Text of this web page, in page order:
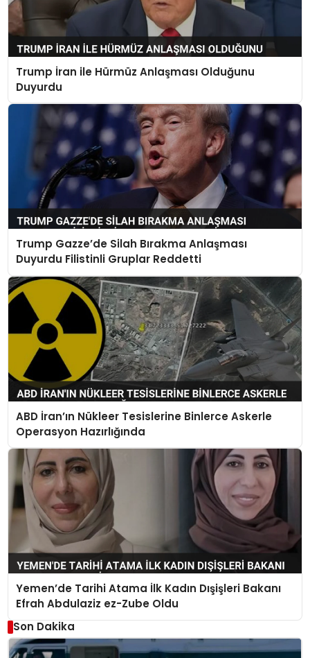
Trump İran ile Hürmüz Anlaşması Olduğunu
Duyurdu
Trump Gazze’de Silah Bırakma Anlaşması
Duyurdu Filistinli Gruplar Reddetti
ABD İran’ın Nükleer Tesislerine Binlerce Askerle
Operasyon Hazırlığında
Yemen’de Tarihi Atama İlk Kadın Dışişleri Bakanı
Efrah Abdulaziz ez-Zube Oldu
Son Dakika